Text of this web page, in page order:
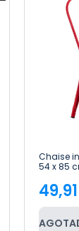
Chaise
54 x 85